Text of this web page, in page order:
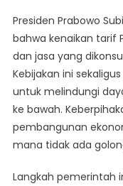
Presiden Prabowo
bahwa kenaikan tarif
dan jasa yang
Kebijakan ini
untuk melindungi
ke bawah.
pembangunan
mana tidak ada
Langkah pemerintah